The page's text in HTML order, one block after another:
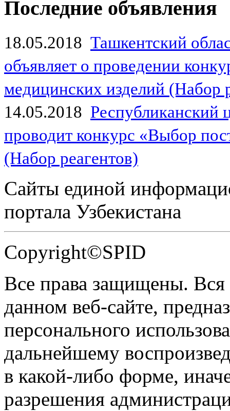
Последние объявления
18.05.2018 Ташкентский
объявляет о проведении
медицинских изделий (Набор
14.05.2018
проводит конкурс «Выбор
(Набор реагентов)
Сайты единой
портала Узбекистана
Copyright©SPID
Все права защищены.
данном веб-сайте,
персонального
дальнейшему
в какой-либо форме,
разрешения